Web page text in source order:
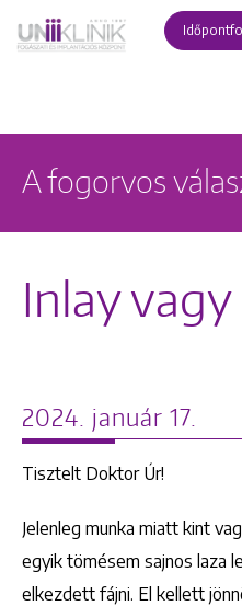
A fogorvos
Inlay
2024. január 17.
Tisztelt Doktor Úr!
Jelenleg munka miatt kint
egyik tömésem sajnos laza
elkezdett fájni. El kellett